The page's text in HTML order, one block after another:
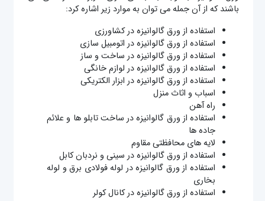
باشند که از آن جمله می توان به موارد زیر اشاره کرد:
استفاده از ورق گالوانیزه در کشاورزی
استفاده از ورق گالوانیزه در اتومبیل سازی
استفاده از ورق گالوانیزه در ساخت و ساز
استفاده از ورق گالوانیزه در لوازم خانگی
استفاده از ورق گالوانیزه در ابزار الکتریکی
اسباب و اثاث منزل
راه آهن
استفاده از ورق گالوانیزه در ساخت تابلو ها و علائم
جاده ها
لایه های محافظتی مقاوم
استفاده از ورق گالوانیزه در سینی و نردبان کابل
استفاده از ورق گالوانیزه در لوله فولادی برق و لوله
بخاری
استفاده از ورق گالوانیزه در کانال کولر